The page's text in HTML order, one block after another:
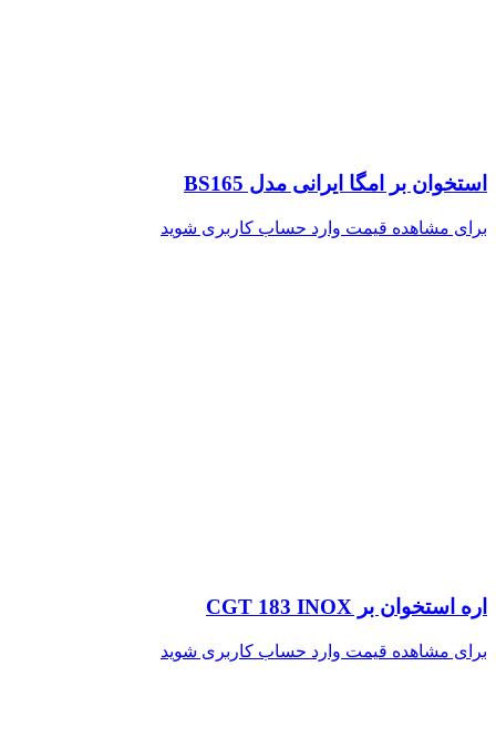
استخوان بر امگا ایرانی مدل BS165
برای مشاهده قیمت وارد حساب کاربری شوید
اره استخوان بر CGT 183 INOX
برای مشاهده قیمت وارد حساب کاربری شوید